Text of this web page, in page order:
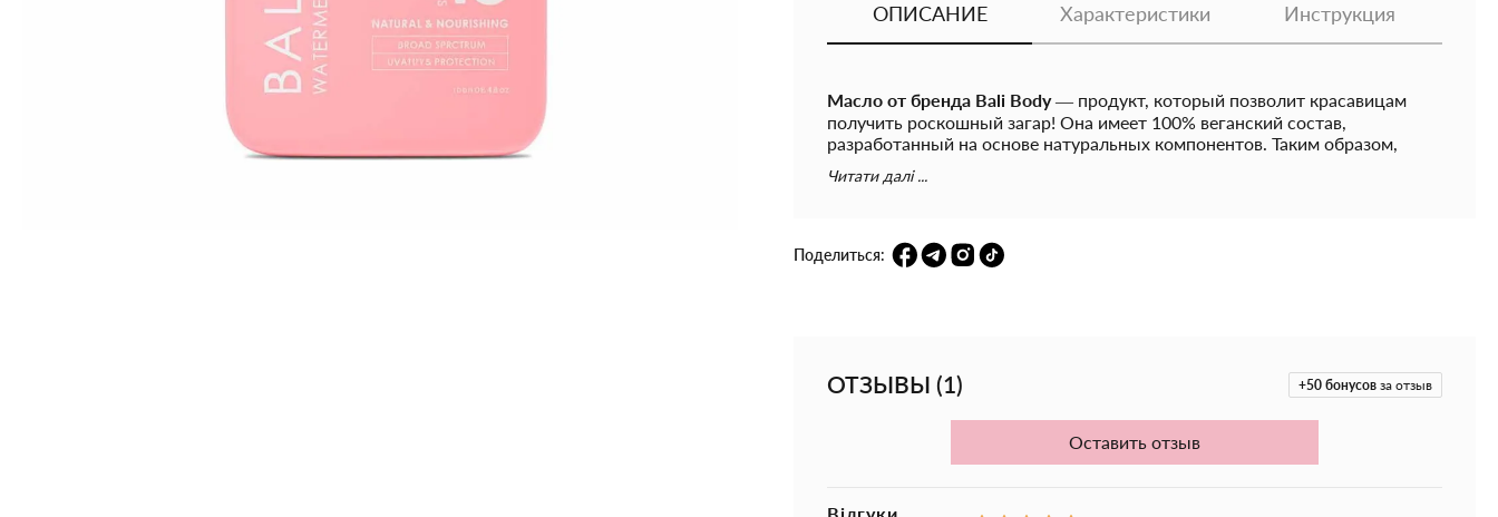
ОПИСАНИЕ Характеристики Инструкция
Масло от бренда Bali Body— продукт, который позволит красавицам
получить роскошный загар! Она имеет 100% веганский состав,
разработанный на основе натуральных компонентов. Таким образом,
косметическое средство абсолютно безопасно для применения, поэтому
подходит для использования детьми и беременными женщинами.
покрова. Продукт стимулирует синтез меланина, отвечающего за
образование бронзового цвета тела.
обеспечивает оптимальное увлажнение;
омолаживает кожный покров;
Читати далі ...
Поделиться:
+50 бонусов за отзыв
ОТЗЫВЫ (1)
Оставить отзыв